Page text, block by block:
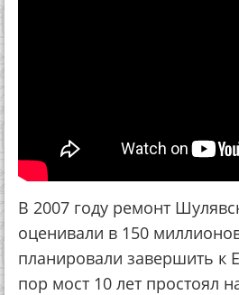
В 2007 году ремонт
оценивали в 150
планировали завершить к
пор мост 10 лет простоял